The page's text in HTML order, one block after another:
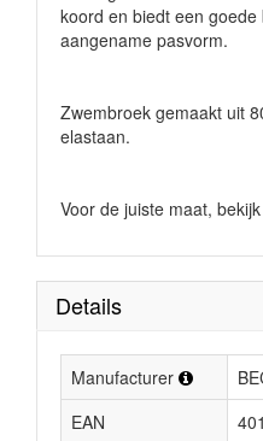
koord en biedt een
aangename pasvorm.
Zwembroek gemaakt uit
elastaan.
Voor de juiste maat,
Details
Manufacturer
EAN